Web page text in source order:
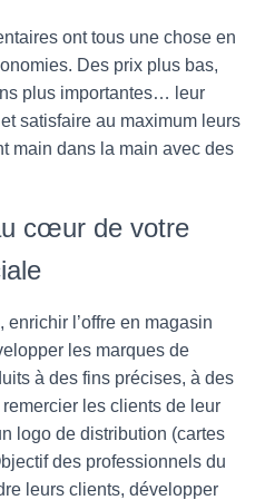
ont tous une chose en
Des prix plus bas,
plus importantes… leur
satisfaire au maximum leurs
main dans la main avec des
cœur de votre
l’offre en magasin
les marques de
à des fins précises, à des
les clients de leur
logo de distribution (cartes
des professionnels du
leurs clients, développer